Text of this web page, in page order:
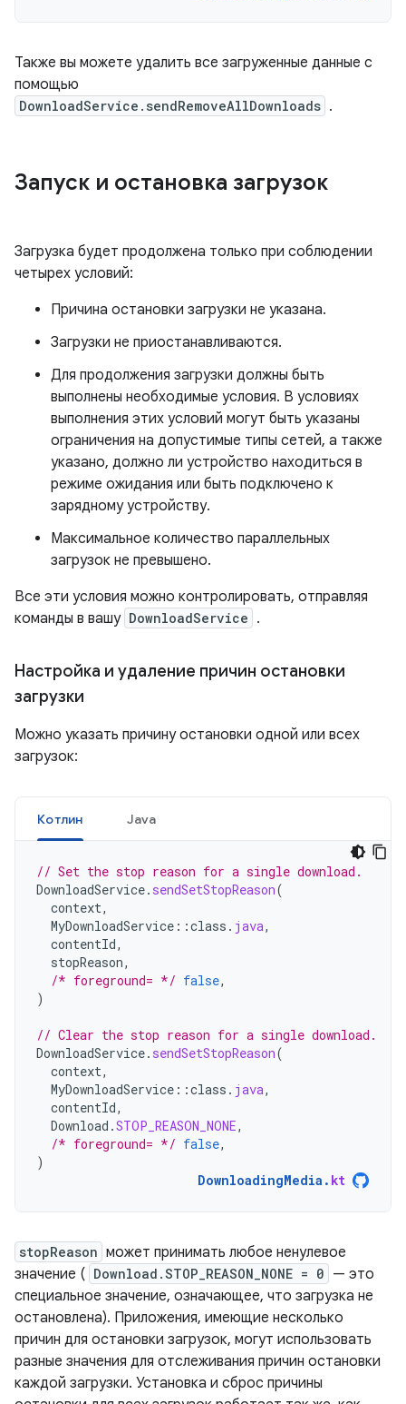
Также вы можете удалить все загруженные данные с
помощью
DownloadService.sendRemoveAllDownloads .
Запуск и остановка загрузок
Загрузка будет продолжена только при соблюдении
четырех условий:
Причина остановки загрузки не указана.
Загрузки не приостанавливаются.
Для продолжения загрузки должны быть
выполнены необходимые условия. В условиях
выполнения этих условий могут быть указаны
ограничения на допустимые типы сетей, а также
указано, должно ли устройство находиться в
режиме ожидания или быть подключено к
зарядному устройству.
Максимальное количество параллельных
загрузок не превышено.
Все эти условия можно контролировать, отправляя
команды в вашу DownloadService .
Настройка и удаление причин остановки
загрузки
Можно указать причину остановки одной или всех
загрузок:
Котлин Java
// Set the stop reason for a single download.
DownloadService. sendSetStopReason(
context,
MyDownloadService ::class . java,
contentId,
stopReason,
/* foreground= */ false,
)
// Clear the stop reason for a single download.
DownloadService. sendSetStopReason(
context,
MyDownloadService ::class . java,
contentId,
Download .STOP_REASON_NONE,
/* foreground= */ false,
)
DownloadingMedia . kt
stopReason может принимать любое ненулевое
значение ( Download.STOP_REASON_NONE = 0 — это
специальное значение, означающее, что загрузка не
остановлена). Приложения, имеющие несколько
причин для остановки загрузок, могут использовать
разные значения для отслеживания причин остановки
каждой загрузки. Установка и сброс причины